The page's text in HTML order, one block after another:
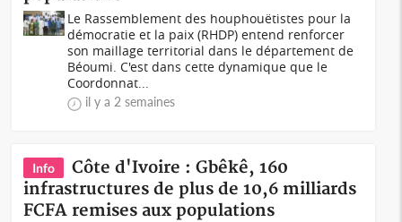
Le Rassemblement des houphouëtistes pour la
démocratie et la paix (RHDP) entend renforcer
son maillage territorial dans le département de
Béoumi. C'est dans cette dynamique que le
Coordonnat...
il y a 2 semaines
Info
Côte d'Ivoire : Gbêkê, 160
infrastructures de plus de 10,6 milliards
FCFA remises aux populations